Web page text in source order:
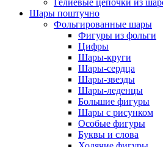
Шары поштучно
Фольгированные шары
Фигуры из фольги
Цифры
Шары-круги
Шары-сердца
Шары-звезды
Шары-леденцы
Большие фигуры
Шары с рисунком
Особые фигуры
Буквы и слова